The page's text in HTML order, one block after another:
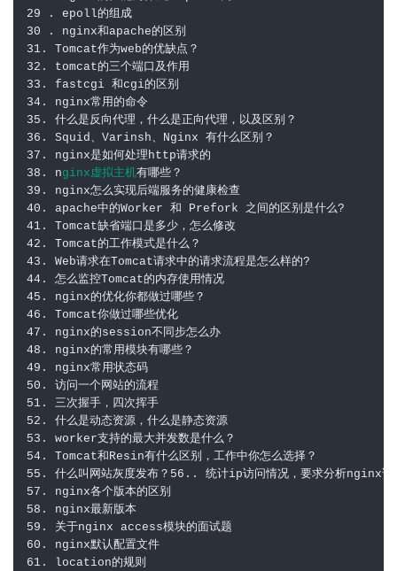
29 . epoll的组成
30 . nginx和apache的区别
31. Tomcat作为web的优缺点？
32. tomcat的三个端口及作用
33. fastcgi 和cgi的区别
34. nginx常用的命令
35. 什么是反向代理，什么是正向代理，以及区别？
36. Squid、Varinsh、Nginx 有什么区别？
37. nginx是如何处理http请求的
38. nginx虚拟主机有哪些？
39. nginx怎么实现后端服务的健康检查
40. apache中的Worker 和 Prefork 之间的区别是什么?
41. Tomcat缺省端口是多少，怎么修改
42. Tomcat的工作模式是什么？
43. Web请求在Tomcat请求中的请求流程是怎么样的?
44. 怎么监控Tomcat的内存使用情况
45. nginx的优化你都做过哪些？
46. Tomcat你做过哪些优化
47. nginx的session不同步怎么办
48. nginx的常用模块有哪些？
49. nginx常用状态码
50. 访问一个网站的流程
51. 三次握手，四次挥手
52. 什么是动态资源，什么是静态资源
53. worker支持的最大并发数是什么？
54. Tomcat和Resin有什么区别，工作中你怎么选择？
55. 什么叫网站灰度发布？56.. 统计ip访问情况，要求分析nginx访
57. nginx各个版本的区别
58. nginx最新版本
59. 关于nginx access模块的面试题
60. nginx默认配置文件
61. location的规则